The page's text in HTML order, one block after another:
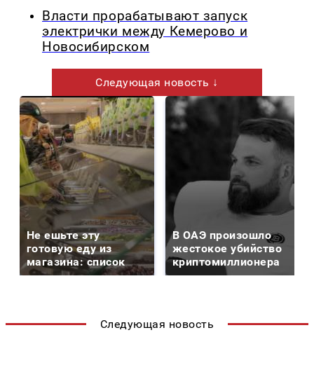
Власти прорабатывают запуск
электрички между Кемерово и
Новосибирском
Следующая новость ↓
Не ешьте эту
готовую еду из
магазина: список
В ОАЭ произошло
жестокое убийство
криптомиллионера
Следующая новость